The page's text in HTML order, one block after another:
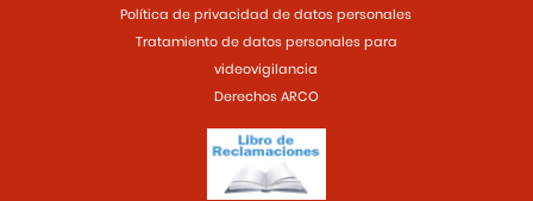
Política de privacidad de datos personales
Tratamiento de datos personales para
videovigilancia
Derechos ARCO